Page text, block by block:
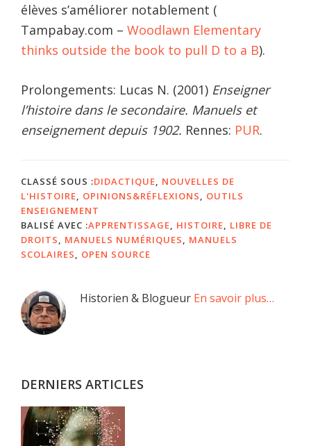
élèves s’améliorer notablement (
Tampabay.com – Woodlawn Elementary
thinks outside the book to pull D to a B).
Prolongements: Lucas N. (2001) Enseigner
l’histoire dans le secondaire. Manuels et
enseignement depuis 1902. Rennes: PUR.
CLASSÉ SOUS :DIDACTIQUE
NOUVELLES DE
L'HISTOIRE
OPINIONS&RÉFLEXIONS
OUTILS
ENSEIGNEMENT
BALISÉ AVEC :APPRENTISSAGE HISTOIRE
LIBRE DE
DROITS
MANUELS NUMÉRIQUES
MANUELS
SCOLAIRES
OPEN SOURCE
Barre
latérale
Historien & Blogueur En savoir plus…
DERNIERS ARTICLES